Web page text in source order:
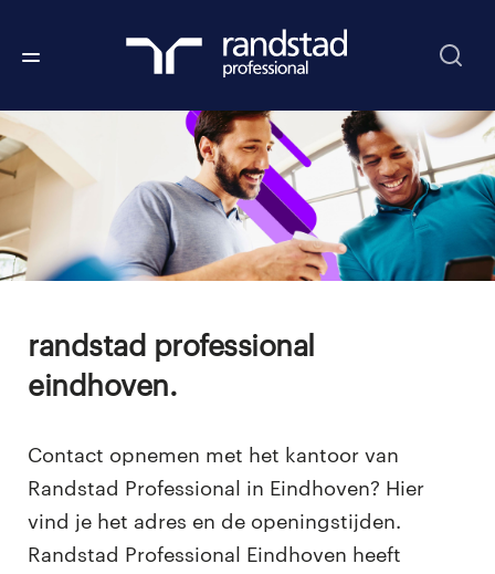
randstad professional
eindhoven.
Contact opnemen met het kantoor van
Randstad Professional in Eindhoven? Hier
vind je het adres en de openingstijden.
Randstad Professional Eindhoven heeft